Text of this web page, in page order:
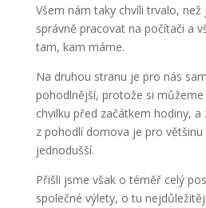
Všem nám taky chvíli trvalo, než
správně pracovat na počítači a
tam, kam máme.
Na druhou stranu je pro nás
pohodlnější, protože si
chvilku před začátkem hodiny,
z pohodlí domova je pro
jednodušší.
Přišli jsme však o téměř celý
společné výlety, o tu